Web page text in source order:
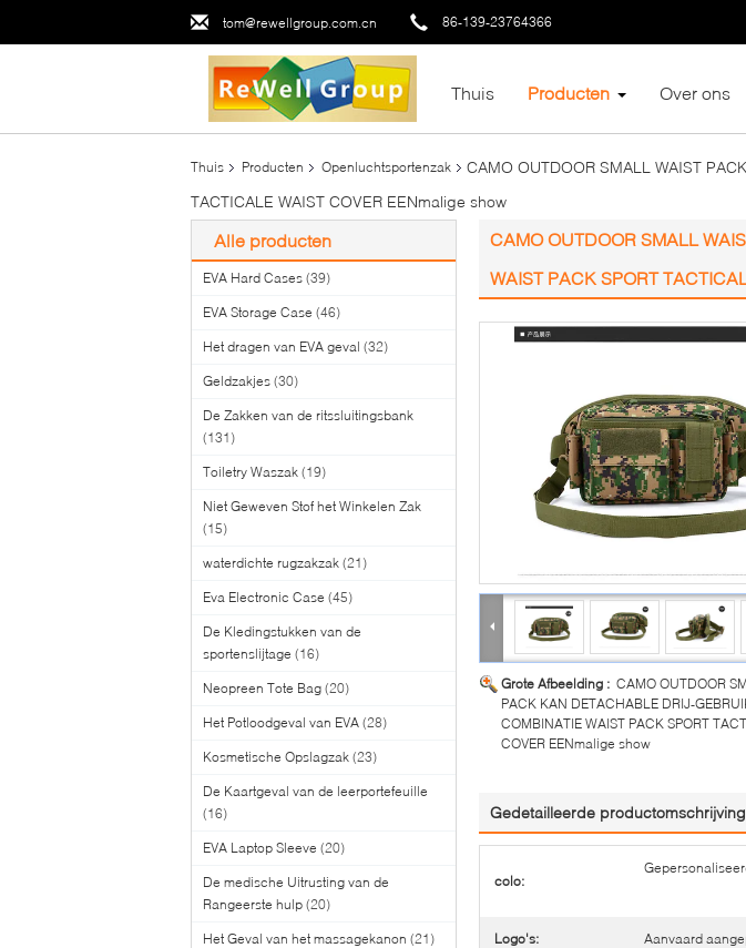
tom@rewellgroup.com.cn 86-139-23764366
Thuis Producten Over ons
Thuis Producten Openluchtsportenzak
CAMO OUTDOOR SMALL WAIST
TACTICALE WAIST COVER EENmalige show
Alle producten
EVA Hard Cases (39)
EVA Storage Case (46)
Het dragen van EVA geval (32)
Geldzakjes (30)
De Zakken van de ritssluitingsbank
(131)
Toiletry Waszak (19)
Niet Geweven Stof het Winkelen Zak
(15)
waterdichte rugzakzak (21)
Eva Electronic Case (45)
De Kledingstukken van de
sportenslijtage (16)
Neopreen Tote Bag (20)
Het Potloodgeval van EVA (28)
Kosmetische Opslagzak (23)
De Kaartgeval van de leerportefeuille
(16)
EVA Laptop Sleeve (20)
De medische Uitrusting van de
Rangeerste hulp (20)
Het Geval van het massagekanon (21)
CAMO OUTDOOR SMALL
WAIST PACK SPORT
Grote Afbeelding : CAMO OUTDOOR
PACK KAN DETACHABLE DRIJ-
COMBINATIE WAIST PACK SPORT
COVER EENmalige show
Gedetailleerde productomschrijving
colo:
Logo's: Aanvaard